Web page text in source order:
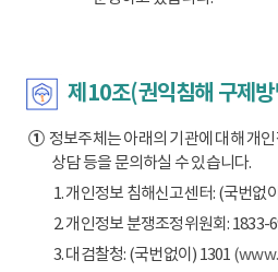
제10조(권익침해 구제
①정보주체는 아래의 기관에 대해 개
상담 등을 문의하실 수 있습니다.
1. 개인정보 침해신고센터: (국번없
2. 개인정보 분쟁조정위원회: 1833-
3. 대검찰청: (국번없이) 1301